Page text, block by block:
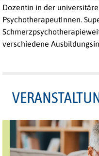
Dozentin in der
PsychotherapeutInnen.
verschiedene